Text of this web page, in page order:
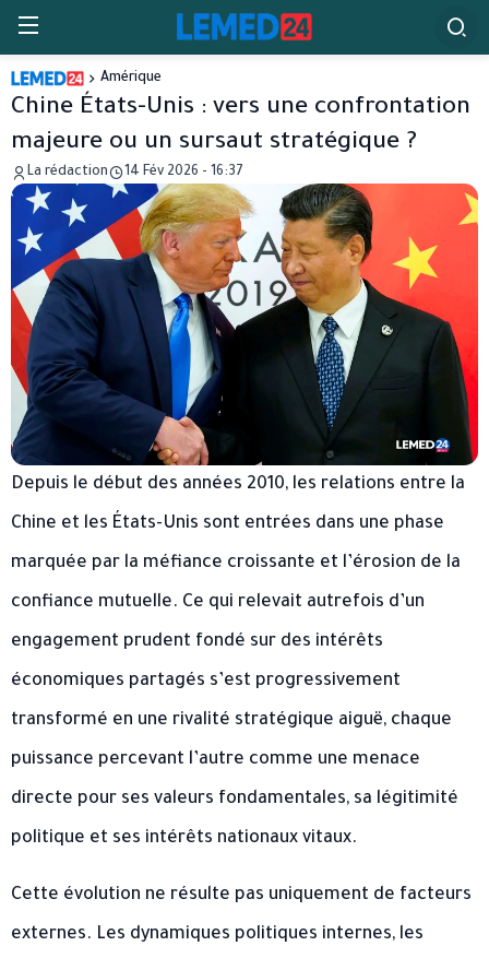
Amérique
Chine États-Unis : vers une confrontation
majeure ou un sursaut stratégique ?
La rédaction 14 Fév 2026 - 16:37
Depuis le début des années 2010, les relations entre la
Chine et les États-Unis sont entrées dans une phase
marquée par la méfiance croissante et l’érosion de la
confiance mutuelle. Ce qui relevait autrefois d’un
engagement prudent fondé sur des intérêts
économiques partagés s’est progressivement
transformé en une rivalité stratégique aiguë, chaque
puissance percevant l’autre comme une menace
directe pour ses valeurs fondamentales, sa légitimité
politique et ses intérêts nationaux vitaux.
Cette évolution ne résulte pas uniquement de facteurs
externes. Les dynamiques politiques internes, les